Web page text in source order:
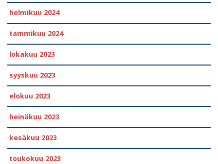
helmikuu 2024
tammikuu 2024
lokakuu 2023
syyskuu 2023
elokuu 2023
heinäkuu 2023
kesäkuu 2023
toukokuu 2023